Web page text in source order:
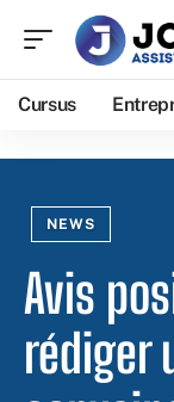
Cursus
NEWS
Avis
rédiger